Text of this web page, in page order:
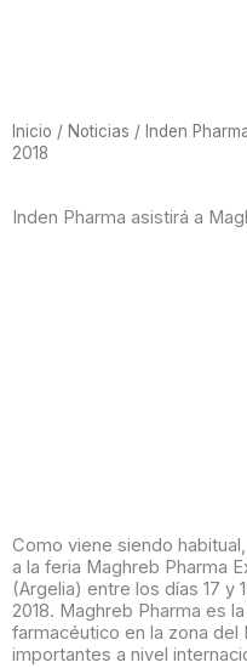
Inicio / Noticias / Inden
2018
Inden Pharma asistirá a
Como viene siendo
a la feria Maghreb Pharma
(Argelia) entre los días 17 y
2018. Maghreb Pharma es
farmacéutico en la zona del
importantes a nivel